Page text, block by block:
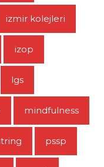
izmir kolejleri
izop
lgs
mindfulness
pssp